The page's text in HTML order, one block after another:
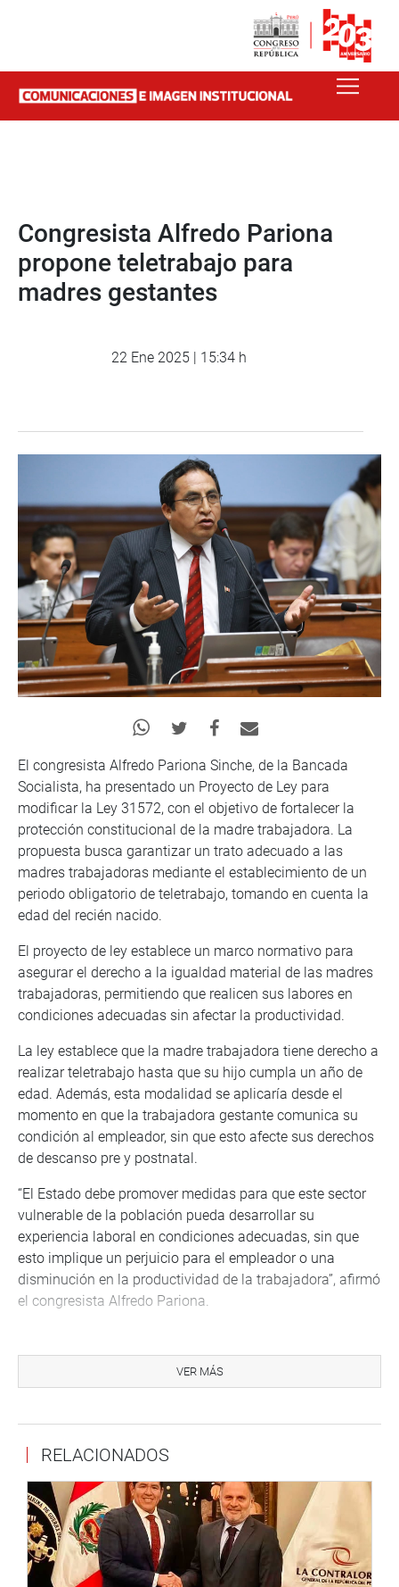
Congresista Alfredo Pariona
propone teletrabajo para
madres gestantes
22 Ene 2025 | 15:34 h
El congresista Alfredo Pariona Sinche, de la Bancada
Socialista, ha presentado un Proyecto de Ley para
modificar la Ley 31572, con el objetivo de fortalecer la
protección constitucional de la madre trabajadora. La
propuesta busca garantizar un trato adecuado a las
madres trabajadoras mediante el establecimiento de un
periodo obligatorio de teletrabajo, tomando en cuenta la
edad del recién nacido.
El proyecto de ley establece un marco normativo para
asegurar el derecho a la igualdad material de las madres
trabajadoras, permitiendo que realicen sus labores en
condiciones adecuadas sin afectar la productividad.
La ley establece que la madre trabajadora tiene derecho a
realizar teletrabajo hasta que su hijo cumpla un año de
edad. Además, esta modalidad se aplicaría desde el
momento en que la trabajadora gestante comunica su
condición al empleador, sin que esto afecte sus derechos
de descanso pre y postnatal.
“El Estado debe promover medidas para que este sector
vulnerable de la población pueda desarrollar su
experiencia laboral en condiciones adecuadas, sin que
esto implique un perjuicio para el empleador o una
disminución en la productividad de la trabajadora”, afirmó
el congresista Alfredo Pariona.
entre la vida laboral y personal de las madres
trabajadoras, promoviendo un entorno más inclusivo y
VER MÁS
RELACIONADOS